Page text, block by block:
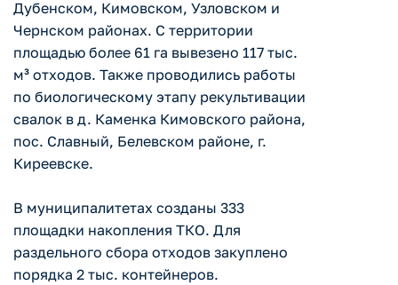
Дубенском, Кимовском, Узловском и
Чернском районах. С территории
площадью более 61 га вывезено 117 тыс.
м³ отходов. Также проводились работы
по биологическому этапу рекультивации
свалок в д. Каменка Кимовского района,
пос. Славный, Белевском районе, г.
Киреевске.
В муниципалитетах созданы 333
площадки накопления ТКО. Для
раздельного сбора отходов закуплено
порядка 2 тыс. контейнеров.